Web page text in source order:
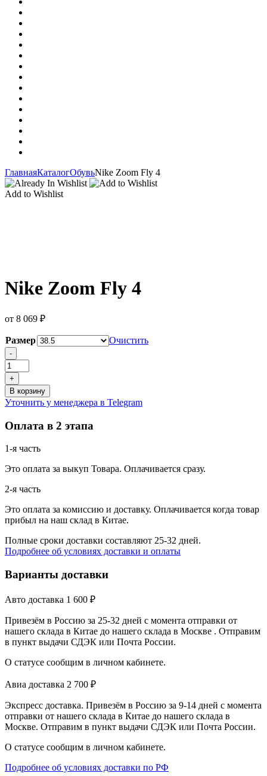
ГлавнаяКаталогОбувьNike Zoom Fly 4
Add to Wishlist
Nike Zoom Fly 4
от 8 069 ₽
Размер
Очистить
Количество
товара
Nike
Zoom
Fly
4
-
+
В корзину
Уточнить у менеджера в Telegram
Оплата в 2 этапа
1-я часть
Это оплата за выкуп Товара. Оплачивается сразу.
2-я часть
Это оплата за комиссию и доставку. Оплачивается когда товар
прибыл на наш склад в Китае.
Полные сроки доставки составляют 25-32 дней.
Подробнее об условиях доставки и оплаты
Варианты доставки
Авто доставка 1 600 ₽
Привезём в Россию за 25-32 дней с момента отправки от
нашего склада в Китае до нашего склада в Москве . Отправим
в пункт выдачи СДЭК или Почта России.
О статусе сообщим в личном кабинете.
Авиа доставка 2 700 ₽
Экспресс доставка. Привезём в Россию за 9-14 дней с момента
отправки от нашего склада в Китае до нашего склада в
Москве. Отправим в пункт выдачи СДЭК или Почта России.
О статусе сообщим в личном кабинете.
Подробнее об условиях доставки по РФ